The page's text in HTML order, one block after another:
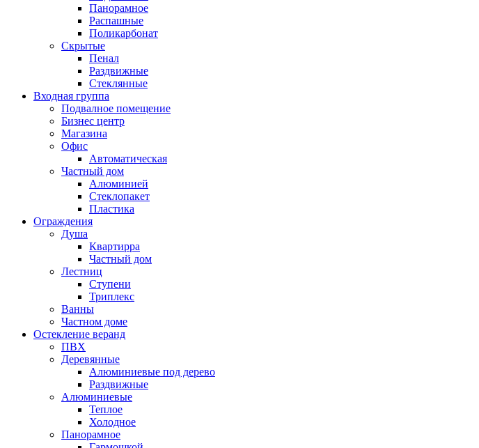
Панорамное
Распашные
Поликарбонат
Скрытые
Пенал
Раздвижные
Стеклянные
Входная группа
Подвалное помещение
Бизнес центр
Магазина
Офис
Автоматическая
Частный дом
Алюминией
Стеклопакет
Пластика
Ограждения
Душа
Квартирра
Частный дом
Лестниц
Ступени
Триплекс
Ванны
Частном доме
Остекление веранд
ПВХ
Деревянные
Алюминиевые под дерево
Раздвижные
Алюминиевые
Теплое
Холодное
Панорамное